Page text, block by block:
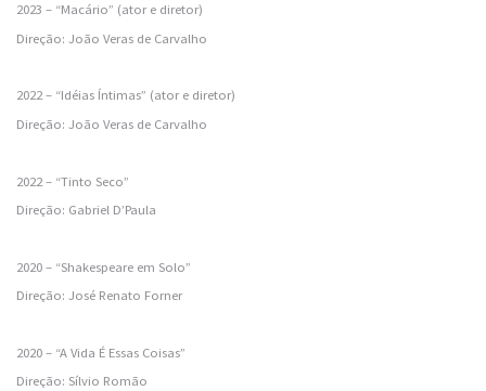
2023 – “Macário” (ator e diretor)
Direção: João Veras de Carvalho
2022 – “Idéias Íntimas” (ator e diretor)
Direção: João Veras de Carvalho
2022 – “Tinto Seco”
Direção: Gabriel D’Paula
2020 – “Shakespeare em Solo”
Direção: José Renato Forner
2020 – “A Vida É Essas Coisas”
Direção: Sílvio Romão